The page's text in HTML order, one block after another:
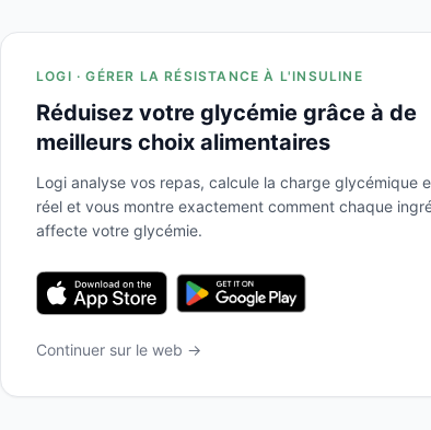
LOGI · GÉRER LA RÉSISTANCE À L'INSULINE
Réduisez votre glycémie grâce à de
meilleurs choix alimentaires
Logi analyse vos repas, calcule la charge glycémique
réel et vous montre exactement comment chaque
affecte votre glycémie.
Continuer sur le web →